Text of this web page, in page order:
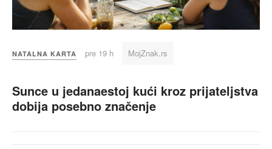
NATALNA KARTA pre 19 h MojZnak.rs
Sunce u jedanaestoj kući kroz prijateljstva
dobija posebno značenje